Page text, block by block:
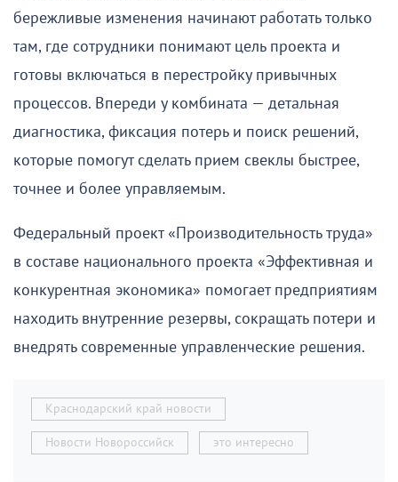
бережливые изменения начинают работать только
там, где сотрудники понимают цель проекта и
готовы включаться в перестройку привычных
процессов. Впереди у комбината — детальная
диагностика, фиксация потерь и поиск решений,
которые помогут сделать прием свеклы быстрее,
точнее и более управляемым.
Федеральный проект «Производительность труда»
в составе национального проекта «Эффективная и
конкурентная экономика» помогает предприятиям
находить внутренние резервы, сокращать потери и
внедрять современные управленческие решения.
Краснодарский край новости
Новости Новороссийск это интересно